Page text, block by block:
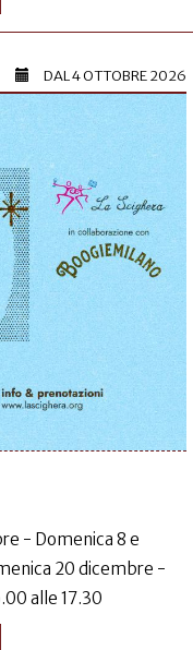
DAL4 OTTOBRE 2026
- Domenica 8 e
20 dicembre -
alle 17.30